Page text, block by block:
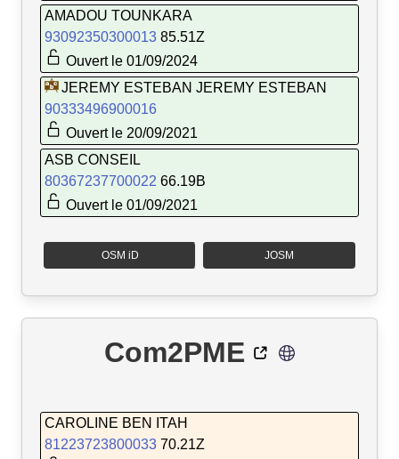
AMADOU TOUNKARA
93092350300013 85.51Z
Ouvert le 01/09/2024
JEREMY ESTEBAN JEREMY ESTEBAN
90333496900016
Ouvert le 20/09/2021
ASB CONSEIL
80367237700022 66.19B
Ouvert le 01/09/2021
OSM iD JOSM
Com2PME
CAROLINE BEN ITAH
81223723800033 70.21Z